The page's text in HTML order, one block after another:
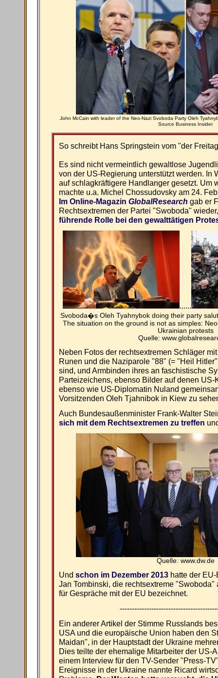
John McCain with leader of the Neo-Nazi Svoboda Party Oleh
Source Business Insider
So schreibt Hans Springstein vom "der
Es sind nicht vermeintlich gewaltlose
von der US-Regierung unterstützt werden. In
auf schlagkräftigere Handlanger gesetzt. Um
machte u.a. Michel Chossudovsky am 24.
Im Online-Magazin GlobalResearch gab er
Rechtsextremen der Partei "Swoboda"
führende Rolle bei den gewalttätigen
......
Svoboda�s Oleh Tyahnybok doing their party
The situation on the ground is not as simples:
Ukrainian protests
Quelle:
Neben Fotos der rechtsextremen Schläger
Runen und die Naziparole "88" (= "Heil
sind, und Armbinden ihres an faschistische
Parteizeichens, ebenso Bilder auf denen
ebenso wie US-Diplomatin Nuland
Vorsitzenden Oleh Tjahnibok in Kiew zu
Auch Bundesaußenminister Frank-Walter
sich mit dem Rechtsextremen zu treffen
Quelle: www.dw.de
Und schon im Dezember 2013 hatte der
Jan Tombinski, die rechtsextreme
für Gespräche mit der EU bezeichnet.
Ein anderer Artikel der Stimme Russlands
USA und die europäische Union haben den
Maidan", in der Hauptstadt der Ukraine
Dies teilte der ehemalige Mitarbeiter der US-
einem Interview für den TV-Sender "Press-
Ereignisse in der Ukraine nannte Ricard